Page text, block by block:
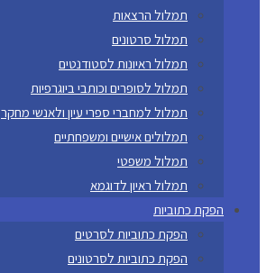
תמלול הרצאות
תמלול סרטונים
תמלול ראיונות לסטודנטים
תמלול לסופרים וכותבי ביוגרפיות
תמלול למחברי ספרי עיון ולאנשי מחקר
תמלולים אישיים ומשפחתיים
תמלול משפטי
תמלול ראיון לדוגמא
הפקת כתוביות
הפקת כתוביות לסרטים
הפקת כתוביות לסרטונים